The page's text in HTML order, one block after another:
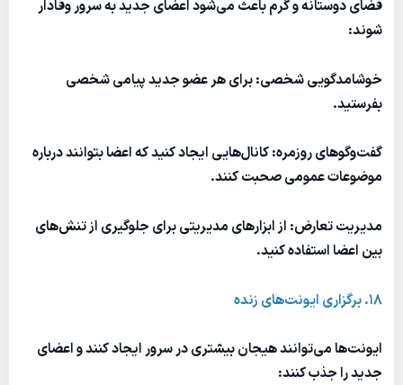
فضای دوستانه و گرم باعث می‌شود اعضای جدید به سرور وفادار
شوند:
خوشامدگویی شخصی: برای هر عضو جدید پیامی شخصی
بفرستید.
گفت‌وگوهای روزمره: کانال‌هایی ایجاد کنید که اعضا بتوانند درباره
موضوعات عمومی صحبت کنند.
مدیریت تعارض: از ابزارهای مدیریتی برای جلوگیری از تنش‌های
بین اعضا استفاده کنید.
18. برگزاری ایونت‌های زنده
ایونت‌ها می‌توانند هیجان بیشتری در سرور ایجاد کنند و اعضای
جدید را جذب کنند: